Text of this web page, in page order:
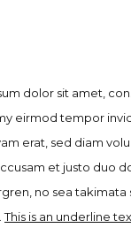
dolor sit amet,
eirmod tempor
erat, sed diam
et justo duo
no sea takimata
This is an underline